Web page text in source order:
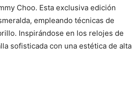
Choo. Esta exclusiva edición
empleando técnicas de
Inspirándose en los relojes de
sofisticada con una estética de alta